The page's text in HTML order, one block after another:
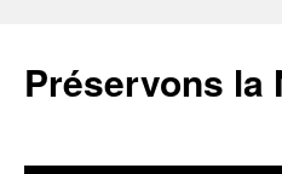
contenu
Préservons la